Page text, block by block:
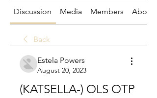
Discussion Media Members About
Back
Estela Powers
August 20, 2023
(KATSELLA-) OLS OTP